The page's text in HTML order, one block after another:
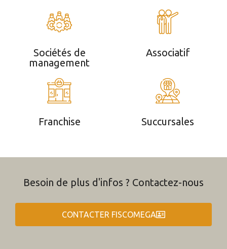
Sociétés de
management
Associatif
Franchise Succursales
Besoin de plus d'infos ? Contactez-nous
CONTACTER FISCOMEGA